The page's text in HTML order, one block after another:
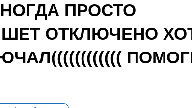
ПРОСТО
ОТКЛЮЧЕНО